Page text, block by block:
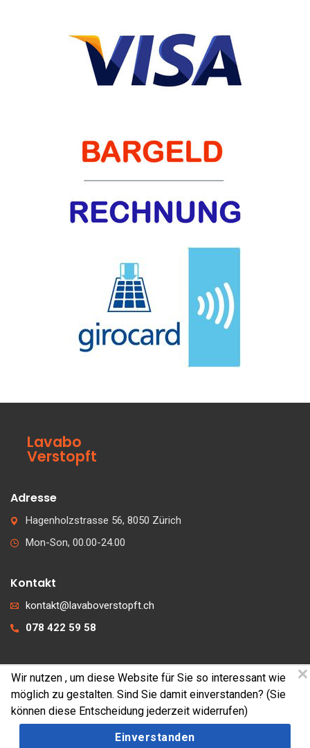
Lavabo
Verstopft
Adresse
Hagenholzstrasse 56, 8050 Zürich
Mon-Son, 00.00-24.00
Kontakt
kontakt@lavaboverstopft.ch
078 422 59 58
© 2026 lavaboverstopft.ch
Kontakt
Impressum
Cookies
Wir nutzen , um diese Website für Sie so interessant wie
möglich zu gestalten. Sind Sie damit einverstanden? (Sie
können diese Entscheidung jederzeit widerrufen)
Einverstanden